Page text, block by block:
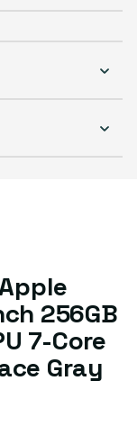
256GB
7-Core
Gray